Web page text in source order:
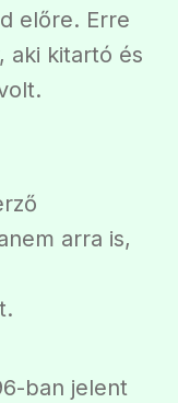
előre. Erre
aki kitartó és
arra is,
ban jelent